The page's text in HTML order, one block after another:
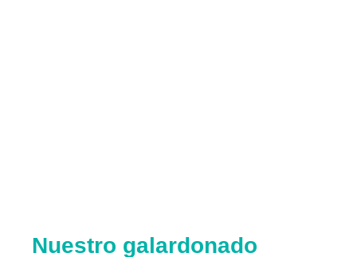
Nuestro galardonado